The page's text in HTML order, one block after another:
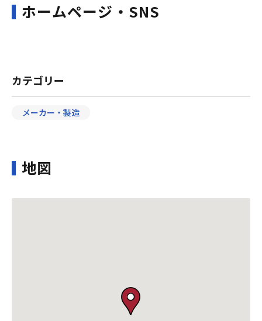
ホームページ・SNS
カテゴリー
メーカー・製造
地図